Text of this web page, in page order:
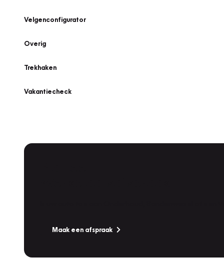
Velgenconfigurator
Overig
Trekhaken
Vakantiecheck
Maak een afspraak